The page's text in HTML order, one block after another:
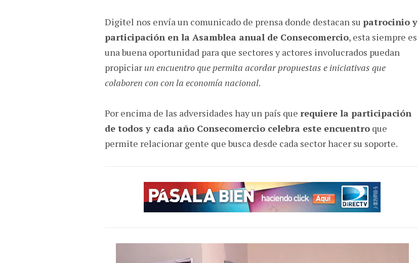
Digitel nos envía un comunicado de prensa donde destacan su patrocinio y
participación en la Asamblea anual de Consecomercio, esta siempre es
una buena oportunidad para que sectores y actores involucrados puedan
propiciar un encuentro que permita acordar propuestas e iniciativas que
colaboren con con la economía nacional.
Por encima de las adversidades hay un país que requiere la participación
de todos y cada año Consecomercio celebra este encuentro que
permite relacionar gente que busca desde cada sector hacer su soporte.